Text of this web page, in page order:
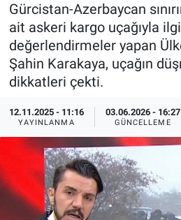
Gürcistan-Azerbaycan
ait askeri kargo uçağıyla
değerlendirmeler yapan
Şahin Karakaya, uçağın
dikkatleri çekti.
12.11.2025 - 11:16
YAYINLANMA
03.06.2026 - 16:27
GÜNCELLEME
Trend
Özel Haberler
Ekonomi
Dünya
Kadın
Erişim Bilgileri
Son Dakika Haberleri
Haber Arşivi